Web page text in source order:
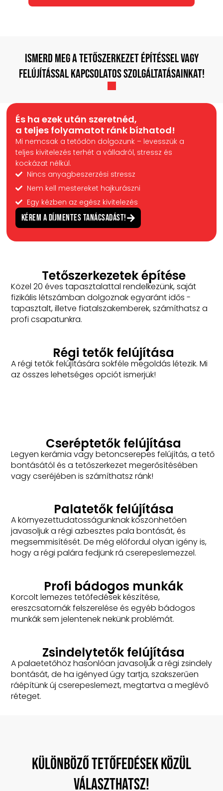
Ismerd meg a tetőszerkezet építéssel vagy
felújítással kapcsolatos szolgáltatásainkat!
És ha ezek után szeretnéd,
a teljes folyamatot ránk bízhatod!
Mi nemcsak a tetődön dolgozunk – levesszük a
teljes kivitelezés terhét a válladról, stressz és
kockázat nélkül.
Nincs anyagbeszerzési stressz
Nem kell mestereket hajkurászni
Egy kézben az egész kivitelezés
Kérem a díjmentes Tanácsadást!
Tetőszerkezetek építése
Közel 20 éves tapasztalattal rendelkezünk, saját
fizikális létszámban dolgoznak egyaránt idős -
tapasztalt, illetve fiatalszakemberek, számíthatsz a
profi csapatunkra.
Régi tetők felújítása
A régi tetők felújítására sokféle megoldás létezik. Mi
az összes lehetséges opciót ismerjük!
Cseréptetők felújítása
Legyen kerámia vagy betoncserepes felújítás, a tető
bontásától és a tetőszerkezet megerősítésében
vagy cseréjében is számíthatsz ránk!
Palatetők felújítása
A környezettudatosságunknak köszönhetően
javasoljuk a régi azbesztes pala bontását, és
megsemmisítését. De még előfordul olyan igény is,
hogy a régi palára fedjünk rá cserepeslemezzel.
Profi bádogos munkák
Korcolt lemezes tetőfedések készítése,
ereszcsatornák felszerelése és egyéb bádogos
munkák sem jelentenek nekünk problémát.
Zsindelytetők felújítása
A palaetetőhöz hasonlóan javasoljuk a régi zsindely
bontását, de ha igényed úgy tartja, szakszerűen
ráépítünk új cserepeslemezt, megtartva a meglévő
réteget.
Különböző tetőfedések közül
választhatsz!